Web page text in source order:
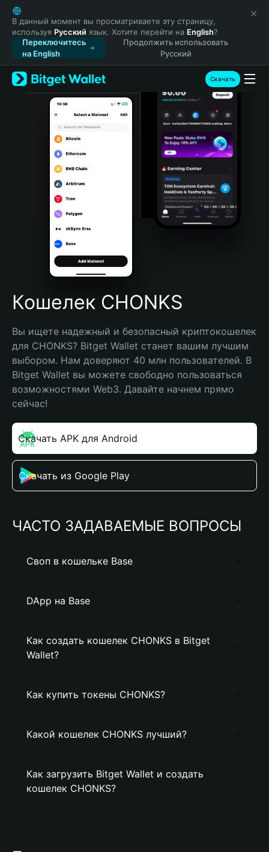
English
日本語
Tiếng Việt
Русский
Español (Latinoamérica)
Türkçe
Italiano
Português (Portugal)
Bahasa Indonesia
Português (Brasil)
Español (Argentina)
В данный момент вы просматриваете эту страницу,
используя Русский язык. Хотите перейти на English?
Переключитесь
на English
Продолжить использовать
Русский
Скачать
Кошелек CHONKS
Вы ищете надежный и безопасный криптокошелек
для CHONKS? Bitget Wallet станет вашим лучшим
выбором. Нам доверяют 40 млн пользователей. В
Bitget Wallet вы можете свободно пользоваться
возможностями Web3. Давайте начнем прямо
сейчас!
Скачать APK для Android
Скачать из Google Play
ЧАСТО ЗАДАВАЕМЫЕ ВОПРОСЫ
Своп в кошельке Base
DApp на Base
Как создать кошелек CHONKS в Bitget
Wallet?
Как купить токены CHONKS?
Какой кошелек CHONKS лучший?
Как загрузить Bitget Wallet и создать
кошелек CHONKS?